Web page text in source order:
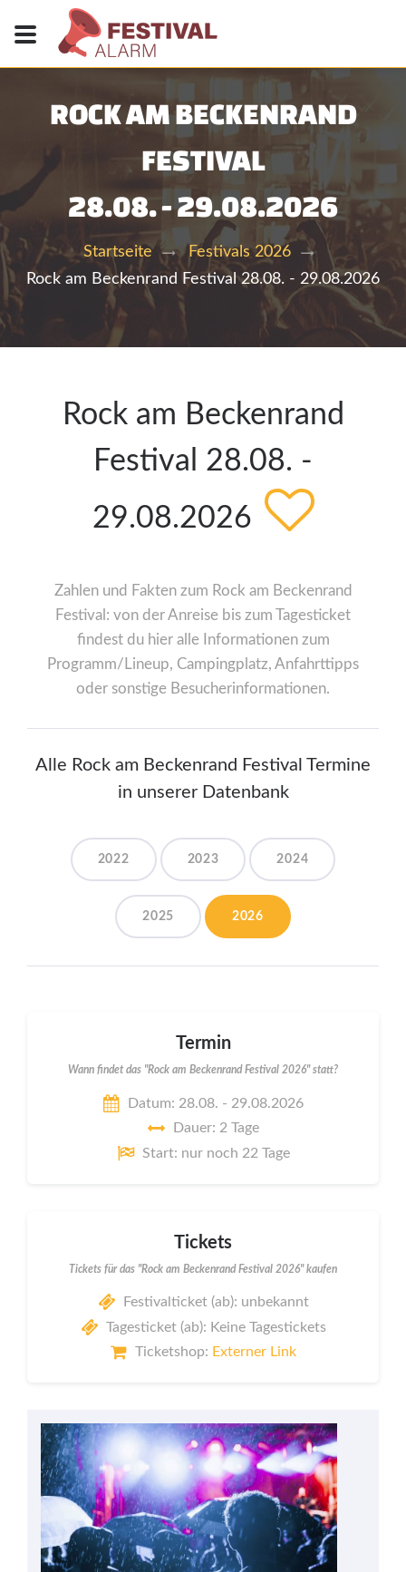
ROCK AM BECKENRAND
FESTIVAL
28.08. - 29.08.2026
Startseite
Festivals 2026
Rock am Beckenrand Festival 28.08. - 29.08.2026
Rock am Beckenrand
Festival 28.08. -
29.08.2026
Zahlen und Fakten zum Rock am Beckenrand
Festival: von der Anreise bis zum Tagesticket
findest du hier alle Informationen zum
Programm/Lineup, Campingplatz, Anfahrttipps
oder sonstige Besucherinformationen.
Alle Rock am Beckenrand Festival Termine
in unserer Datenbank
2022 2023 2024
2025 2026
Termin
Wann findet das "Rock am Beckenrand Festival 2026" statt?
Datum: 28.08. - 29.08.2026
Dauer: 2 Tage
Start: nur noch 22 Tage
Tickets
Tickets für das "Rock am Beckenrand Festival 2026" kaufen
Festivalticket (ab): unbekannt
Tagesticket (ab): Keine Tagestickets
Ticketshop: Externer Link